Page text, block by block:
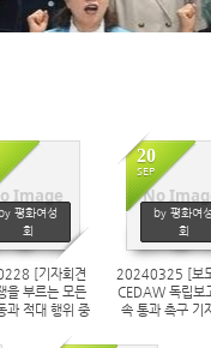
Image
by 평화여성
회
1051
[기자회견
을 부르는 모든
과 적대 행위 중
No
20
SEP
by 평화여성
회
1039
20240325 [보
CEDAW 독립보
속 통과 촉구 기